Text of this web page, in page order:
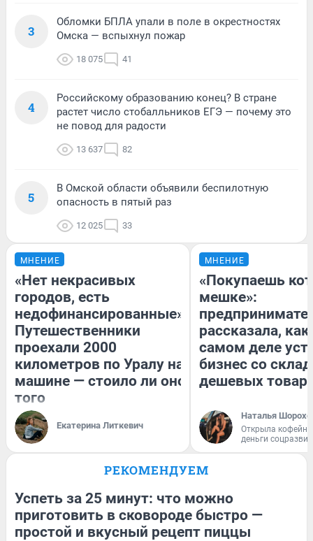
3
Обломки БПЛА упали в поле в окрестностях
Омска — вспыхнул пожар
18 075 41
4
Российскому образованию конец? В стране
растет число стобалльников ЕГЭ — почему это
не повод для радости
13 637 82
5
В Омской области объявили беспилотную
опасность в пятый раз
12 025 33
МНЕНИЕ
«Нет некрасивых
городов, есть
недофинансированные».
Путешественники
проехали 2000
километров по Уралу на
машине — стоило ли оно
того
Екатерина Литкевич
МНЕНИЕ
«Покупаешь
мешке»:
рассказала, как
самом деле
бизнес со
дешевых
Наталья
Открыла
деньги
РЕКОМЕНДУЕМ
Успеть за 25 минут: что можно
приготовить в сковороде быстро —
простой и вкусный рецепт пиццы